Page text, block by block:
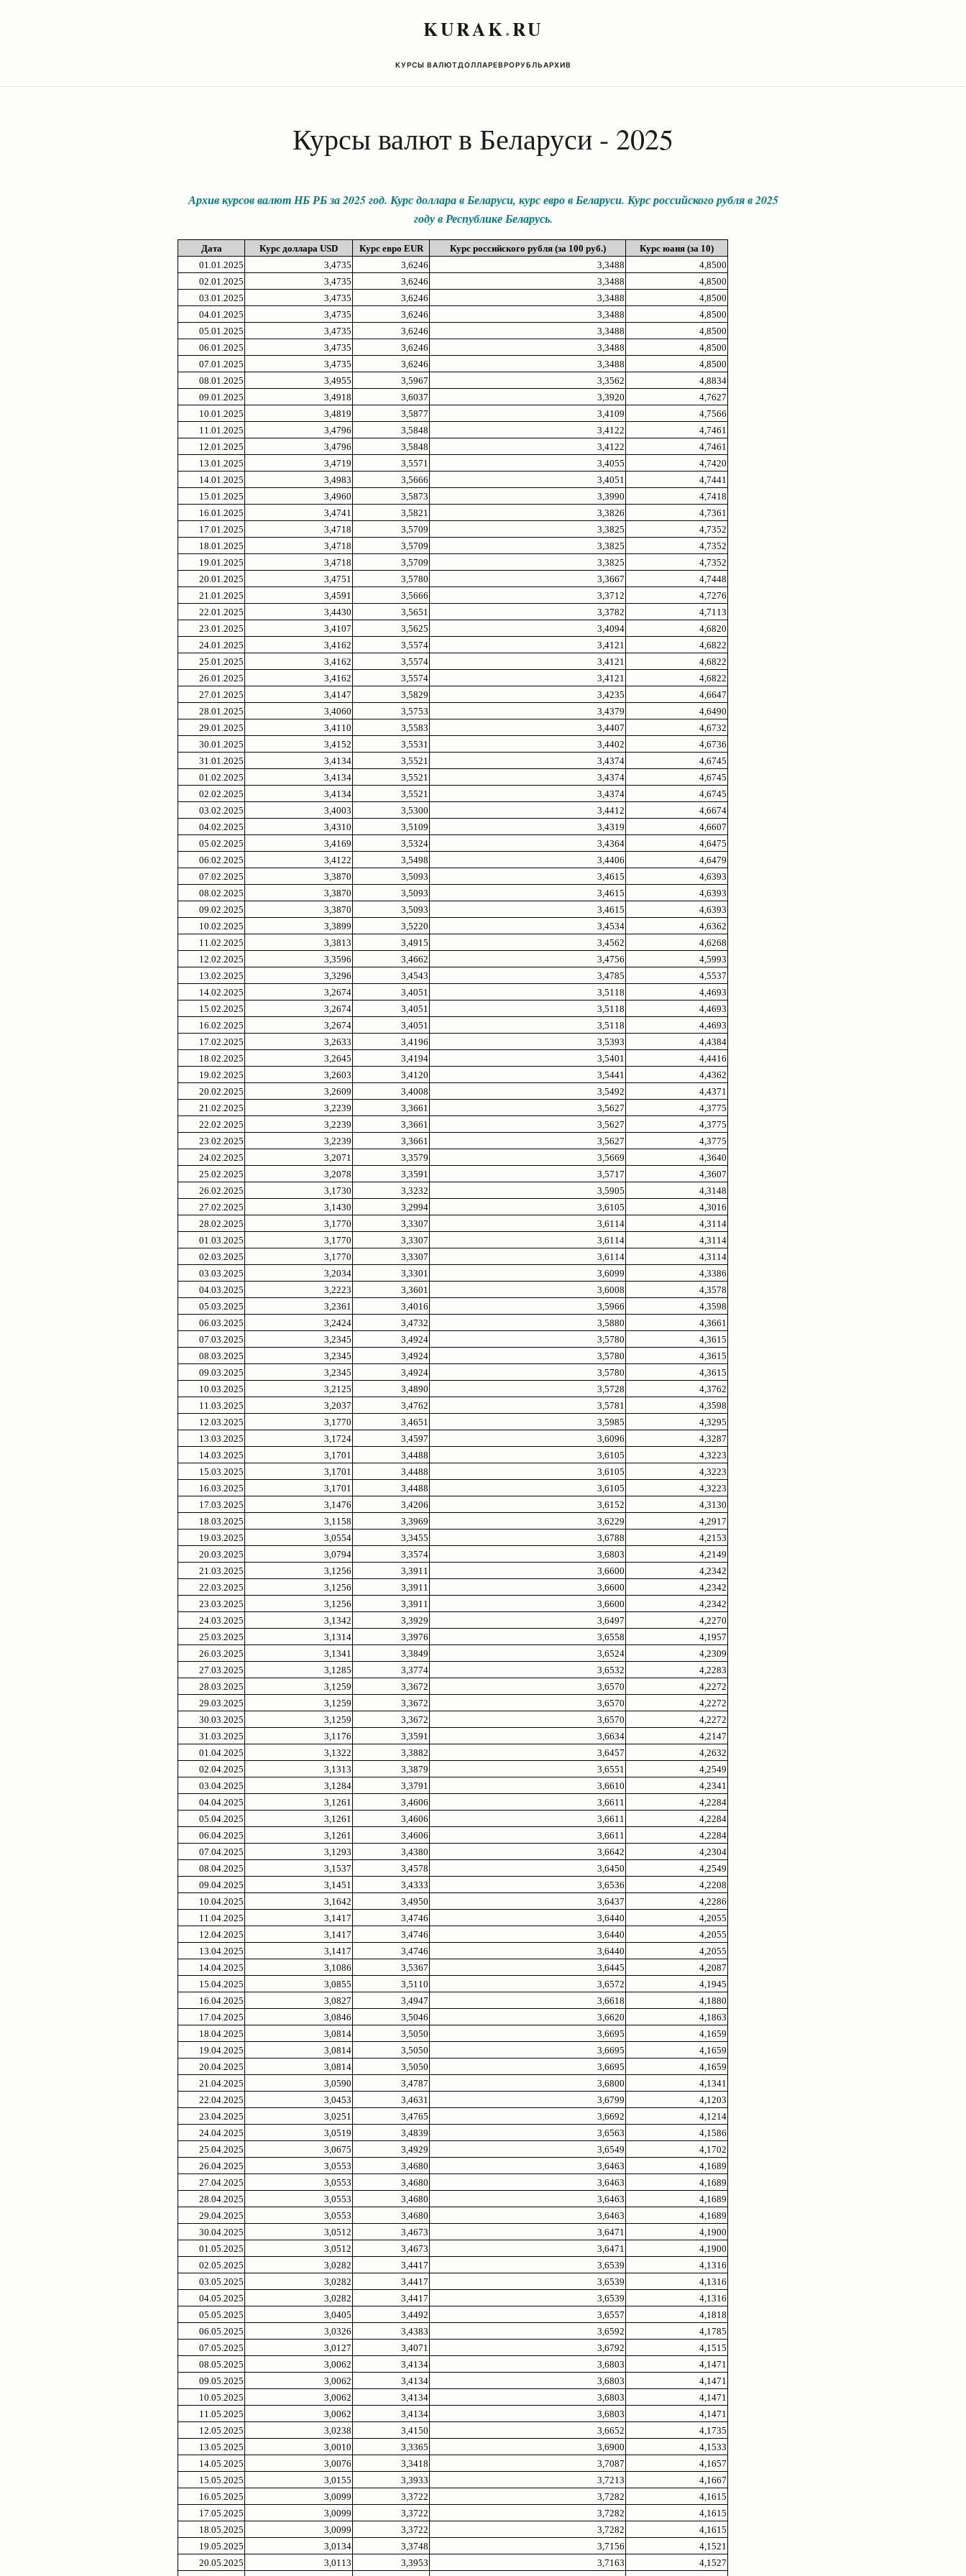
KURAK.RU
КУРСЫ ВАЛЮТДОЛЛАРЕВРОРУБЛЬАРХИВ
Курсы валют в Беларуси - 2025
Архив курсов валют НБ РБ за 2025 год. Курс доллара в Беларуси, курс евро в Беларуси. Курс российского рубля в 2025
году в Республике Беларусь.
Дата Курс доллара USD Курс евро EUR Курс российского рубля (за 100 руб.)
Курс юаня (за 10)
01.01.2025
3,4735 3,6246 3,3488
4,8500
02.01.2025
3,4735 3,6246 3,3488
4,8500
03.01.2025
3,4735 3,6246 3,3488
4,8500
04.01.2025
3,4735 3,6246 3,3488
4,8500
05.01.2025
3,4735 3,6246 3,3488
4,8500
06.01.2025
3,4735 3,6246 3,3488
4,8500
07.01.2025
3,4735 3,6246 3,3488
4,8500
08.01.2025
3,4955 3,5967 3,3562
4,8834
09.01.2025
3,4918 3,6037 3,3920
4,7627
10.01.2025
3,4819 3,5877 3,4109
4,7566
11.01.2025
3,4796 3,5848 3,4122
4,7461
12.01.2025
3,4796 3,5848 3,4122
4,7461
13.01.2025
3,4719 3,5571 3,4055
4,7420
14.01.2025
3,4983 3,5666 3,4051
4,7441
15.01.2025
3,4960 3,5873 3,3990
4,7418
16.01.2025
3,4741 3,5821 3,3826
4,7361
17.01.2025
3,4718 3,5709 3,3825
4,7352
18.01.2025
3,4718 3,5709 3,3825
4,7352
19.01.2025
3,4718 3,5709 3,3825
4,7352
20.01.2025
3,4751 3,5780 3,3667
4,7448
21.01.2025
3,4591 3,5666 3,3712
4,7276
22.01.2025
3,4430 3,5651 3,3782
4,7113
23.01.2025
3,4107 3,5625 3,4094
4,6820
24.01.2025
3,4162 3,5574 3,4121
4,6822
25.01.2025
3,4162 3,5574 3,4121
4,6822
26.01.2025
3,4162 3,5574 3,4121
4,6822
27.01.2025
3,4147 3,5829 3,4235
4,6647
28.01.2025
3,4060 3,5753 3,4379
4,6490
29.01.2025
3,4110 3,5583 3,4407
4,6732
30.01.2025
3,4152 3,5531 3,4402
4,6736
31.01.2025
3,4134 3,5521 3,4374
4,6745
01.02.2025
3,4134 3,5521 3,4374
4,6745
02.02.2025
3,4134 3,5521 3,4374
4,6745
03.02.2025
3,4003 3,5300 3,4412
4,6674
04.02.2025
3,4310 3,5109 3,4319
4,6607
05.02.2025
3,4169 3,5324 3,4364
4,6475
06.02.2025
3,4122 3,5498 3,4406
4,6479
07.02.2025
3,3870 3,5093 3,4615
4,6393
08.02.2025
3,3870 3,5093 3,4615
4,6393
09.02.2025
3,3870 3,5093 3,4615
4,6393
10.02.2025
3,3899 3,5220 3,4534
4,6362
11.02.2025
3,3813 3,4915 3,4562
4,6268
12.02.2025
3,3596 3,4662 3,4756
4,5993
13.02.2025
3,3296 3,4543 3,4785
4,5537
14.02.2025
3,2674 3,4051 3,5118
4,4693
15.02.2025
3,2674 3,4051 3,5118
4,4693
16.02.2025
3,2674 3,4051 3,5118
4,4693
17.02.2025
3,2633 3,4196 3,5393
4,4384
18.02.2025
3,2645 3,4194 3,5401
4,4416
19.02.2025
3,2603 3,4120 3,5441
4,4362
20.02.2025
3,2609 3,4008 3,5492
4,4371
21.02.2025
3,2239 3,3661 3,5627
4,3775
22.02.2025
3,2239 3,3661 3,5627
4,3775
23.02.2025
3,2239 3,3661 3,5627
4,3775
24.02.2025
3,2071 3,3579 3,5669
4,3640
25.02.2025
3,2078 3,3591 3,5717
4,3607
26.02.2025
3,1730 3,3232 3,5905
4,3148
27.02.2025
3,1430 3,2994 3,6105
4,3016
28.02.2025
3,1770 3,3307 3,6114
4,3114
01.03.2025
3,1770 3,3307 3,6114
4,3114
02.03.2025
3,1770 3,3307 3,6114
4,3114
03.03.2025
3,2034 3,3301 3,6099
4,3386
04.03.2025
3,2223 3,3601 3,6008
4,3578
05.03.2025
3,2361 3,4016 3,5966
4,3598
06.03.2025
3,2424 3,4732 3,5880
4,3661
07.03.2025
3,2345 3,4924 3,5780
4,3615
08.03.2025
3,2345 3,4924 3,5780
4,3615
09.03.2025
3,2345 3,4924 3,5780
4,3615
10.03.2025
3,2125 3,4890 3,5728
4,3762
11.03.2025
3,2037 3,4762 3,5781
4,3598
12.03.2025
3,1770 3,4651 3,5985
4,3295
13.03.2025
3,1724 3,4597 3,6096
4,3287
14.03.2025
3,1701 3,4488 3,6105
4,3223
15.03.2025
3,1701 3,4488 3,6105
4,3223
16.03.2025
3,1701 3,4488 3,6105
4,3223
17.03.2025
3,1476 3,4206 3,6152
4,3130
18.03.2025
3,1158 3,3969 3,6229
4,2917
19.03.2025
3,0554 3,3455 3,6788
4,2153
20.03.2025
3,0794 3,3574 3,6803
4,2149
21.03.2025
3,1256 3,3911 3,6600
4,2342
22.03.2025
3,1256 3,3911 3,6600
4,2342
23.03.2025
3,1256 3,3911 3,6600
4,2342
24.03.2025
3,1342 3,3929 3,6497
4,2270
25.03.2025
3,1314 3,3976 3,6558
4,1957
26.03.2025
3,1341 3,3849 3,6524
4,2309
27.03.2025
3,1285 3,3774 3,6532
4,2283
28.03.2025
3,1259 3,3672 3,6570
4,2272
29.03.2025
3,1259 3,3672 3,6570
4,2272
30.03.2025
3,1259 3,3672 3,6570
4,2272
31.03.2025
3,1176 3,3591 3,6634
4,2147
01.04.2025
3,1322 3,3882 3,6457
4,2632
02.04.2025
3,1313 3,3879 3,6551
4,2549
03.04.2025
3,1284 3,3791 3,6610
4,2341
04.04.2025
3,1261 3,4606 3,6611
4,2284
05.04.2025
3,1261 3,4606 3,6611
4,2284
06.04.2025
3,1261 3,4606 3,6611
4,2284
07.04.2025
3,1293 3,4380 3,6642
4,2304
08.04.2025
3,1537 3,4578 3,6450
4,2549
09.04.2025
3,1451 3,4333 3,6536
4,2208
10.04.2025
3,1642 3,4950 3,6437
4,2286
11.04.2025
3,1417 3,4746 3,6440
4,2055
12.04.2025
3,1417 3,4746 3,6440
4,2055
13.04.2025
3,1417 3,4746 3,6440
4,2055
14.04.2025
3,1086 3,5367 3,6445
4,2087
15.04.2025
3,0855 3,5110 3,6572
4,1945
16.04.2025
3,0827 3,4947 3,6618
4,1880
17.04.2025
3,0846 3,5046 3,6620
4,1863
18.04.2025
3,0814 3,5050 3,6695
4,1659
19.04.2025
3,0814 3,5050 3,6695
4,1659
20.04.2025
3,0814 3,5050 3,6695
4,1659
21.04.2025
3,0590 3,4787 3,6800
4,1341
22.04.2025
3,0453 3,4631 3,6799
4,1203
23.04.2025
3,0251 3,4765 3,6692
4,1214
24.04.2025
3,0519 3,4839 3,6563
4,1586
25.04.2025
3,0675 3,4929 3,6549
4,1702
26.04.2025
3,0553 3,4680 3,6463
4,1689
27.04.2025
3,0553 3,4680 3,6463
4,1689
28.04.2025
3,0553 3,4680 3,6463
4,1689
29.04.2025
3,0553 3,4680 3,6463
4,1689
30.04.2025
3,0512 3,4673 3,6471
4,1900
01.05.2025
3,0512 3,4673 3,6471
4,1900
02.05.2025
3,0282 3,4417 3,6539
4,1316
03.05.2025
3,0282 3,4417 3,6539
4,1316
04.05.2025
3,0282 3,4417 3,6539
4,1316
05.05.2025
3,0405 3,4492 3,6557
4,1818
06.05.2025
3,0326 3,4383 3,6592
4,1785
07.05.2025
3,0127 3,4071 3,6792
4,1515
08.05.2025
3,0062 3,4134 3,6803
4,1471
09.05.2025
3,0062 3,4134 3,6803
4,1471
10.05.2025
3,0062 3,4134 3,6803
4,1471
11.05.2025
3,0062 3,4134 3,6803
4,1471
12.05.2025
3,0238 3,4150 3,6652
4,1735
13.05.2025
3,0010 3,3365 3,6900
4,1533
14.05.2025
3,0076 3,3418 3,7087
4,1657
15.05.2025
3,0155 3,3933 3,7213
4,1667
16.05.2025
3,0099 3,3722 3,7282
4,1615
17.05.2025
3,0099 3,3722 3,7282
4,1615
18.05.2025
3,0099 3,3722 3,7282
4,1615
19.05.2025
3,0134 3,3748 3,7156
4,1521
20.05.2025
3,0113 3,3953 3,7163
4,1527